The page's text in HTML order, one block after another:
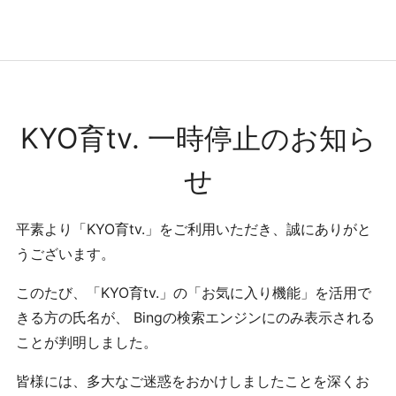
コンテンツへ
ホーム
KYO育tv. 一時停止のお知ら
せ
平素より「KYO育tv.」をご利用いただき、誠にありがと
うございます。
このたび、「KYO育tv.」の「お気に入り機能」を活用で
きる方の氏名が、 Bingの検索エンジンにのみ表示される
ことが判明しました。
皆様には、多大なご迷惑をおかけしましたことを深くお